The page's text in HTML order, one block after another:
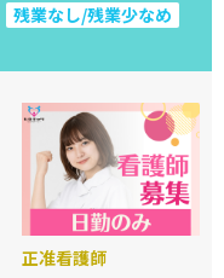
残業なし/残業少なめ
正准看護師